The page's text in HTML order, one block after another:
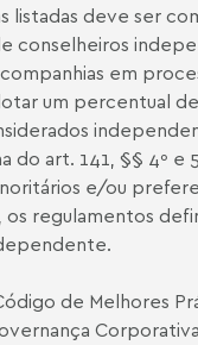
listadas deve ser
conselheiros
em
um percentual
do art. 141, §§ 4º e
e/ou
regulamentos
de Melhores